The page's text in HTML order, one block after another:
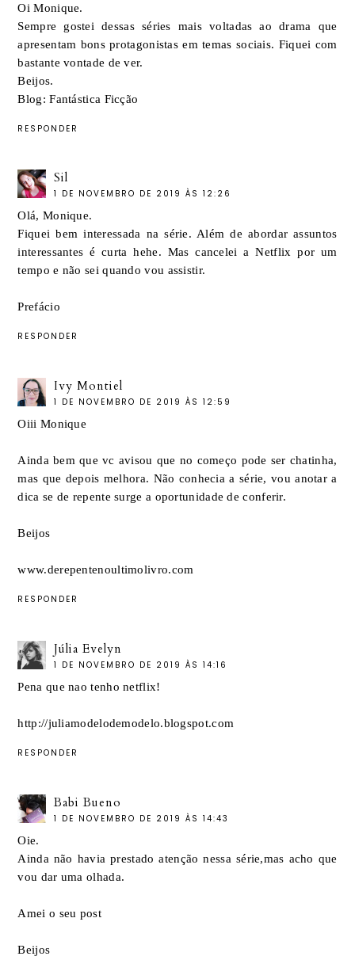
Oi Monique.
Sempre gostei dessas séries mais voltadas ao drama que
apresentam bons protagonistas em temas sociais. Fiquei com
bastante vontade de ver.
Beijos.
Blog:Fantástica Ficção
RESPONDER
Sil
1 DE NOVEMBRO DE 2019 ÀS 12:26
Olá, Monique.
Fiquei bem interessada na série. Além de abordar assuntos
interessantes é curta hehe. Mas cancelei a Netflix por um
tempo e não sei quando vou assistir.
Prefácio
RESPONDER
Ivy Montiel
1 DE NOVEMBRO DE 2019 ÀS 12:59
Oiii Monique
Ainda bem que vc avisou que no começo pode ser chatinha,
mas que depois melhora. Não conhecia a série, vou anotar a
dica se de repente surge a oportunidade de conferir.
Beijos
www.derepentenoultimolivro.com
RESPONDER
Júlia Evelyn
1 DE NOVEMBRO DE 2019 ÀS 14:16
Pena que nao tenho netflix!
http://juliamodelodemodelo.blogspot.com
RESPONDER
Babi Bueno
1 DE NOVEMBRO DE 2019 ÀS 14:43
Oie.
Ainda não havia prestado atenção nessa série,mas acho que
vou dar uma olhada.
Amei o seu post
Beijos